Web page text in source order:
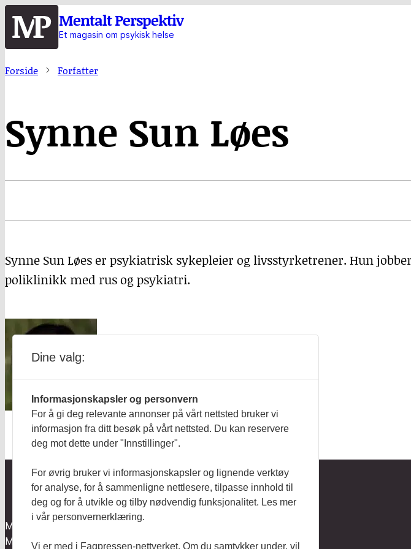
Hopp
til
hovedinnhold
Mentalt Perspektiv
Et magasin om psykisk helse
Forside Forfatter
Synne Sun Løes
Synne Sun Løes er psykiatrisk sykepleier og livsstyrketrener. Hun
poliklinikk med rus og psykiatri.
Mentalt Perspektiv utgis av
Mental Helse og redigeres etter
Dine valg:
Informasjonskapsler og personvern
For å gi deg relevante annonser på vårt nettsted bruker vi
informasjon fra ditt besøk på vårt nettsted. Du kan reservere
deg mot dette under "Innstillinger".
For øvrig bruker vi informasjonskapsler og lignende verktøy
for analyse, for å sammenligne nettlesere, tilpasse innhold til
deg og for å utvikle og tilby nødvendig funksjonalitet. Les mer
i vår personvernerklæring.
Vi er med i Fagpressen-nettverket. Om du samtykker under, vil